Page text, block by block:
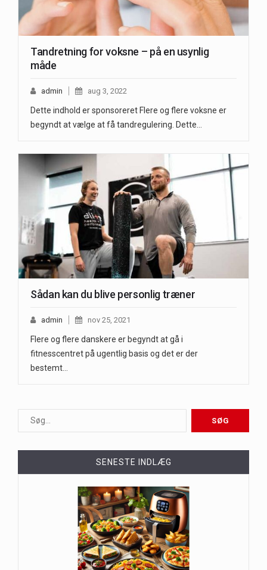
Tandretning for voksne – på en usynlig
måde
admin aug 3, 2022
Dette indhold er sponsoreret Flere og flere voksne er
begyndt at vælge at få tandregulering. Dette…
Sådan kan du blive personlig træner
admin nov 25, 2021
Flere og flere danskere er begyndt at gå i
fitnesscentret på ugentlig basis og det er der
bestemt…
SENESTE INDLÆG